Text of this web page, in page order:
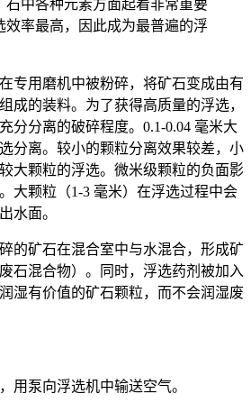
石中各种元素方面起着非常重要
效率最高，因此成为最普遍的浮
在专用磨机中被粉碎，将矿石变成由有
成的装料。为了获得高质量的浮选，
分分离的破碎程度。0.1-0.04 毫米大
分离。较小的颗粒分离效果较差，小
大颗粒的浮选。微米级颗粒的负面影
大颗粒（1-3 毫米）在浮选过程中会
水面。
的矿石在混合室中与水混合，形成矿
石混合物）。同时，浮选药剂被加入
湿有价值的矿石颗粒，而不会润湿废
用泵向浮选机中输送空气。